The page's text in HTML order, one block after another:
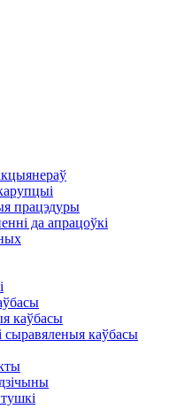
працэдуры
да апрацоўкі
каўбасы
каўбасы